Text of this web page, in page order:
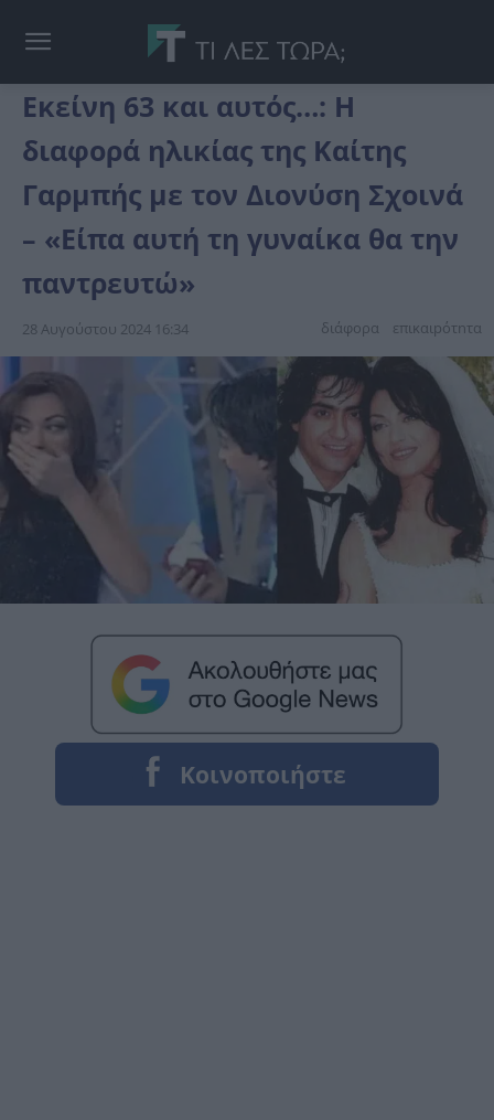
Εκείνη 63 και αυτός…: Η
διαφορά ηλικίας της Καίτης
Γαρμπής με τον Διονύση Σχοινά
– «Είπα αυτή τη γυναίκα θα την
παντρευτώ»
28 Αυγούστου 2024 16:34 διάφορα επικαιpότnτα